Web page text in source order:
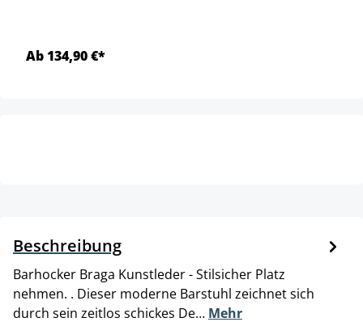
Ab 134,90 €*
Beschreibung
Barhocker Braga Kunstleder - Stilsicher Platz
nehmen. . Dieser moderne Barstuhl zeichnet sich
durch sein zeitlos schickes De… Mehr